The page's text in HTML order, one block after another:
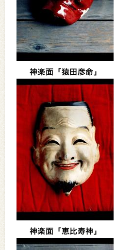
神楽面「猿田彦命」
神楽面「恵比寿神」